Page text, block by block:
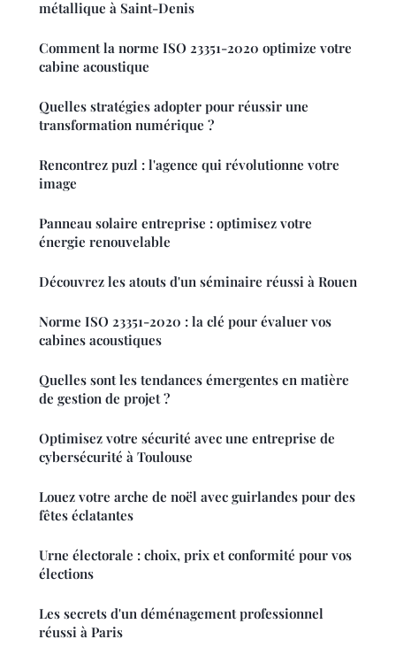
métallique à Saint-Denis
Comment la norme ISO 23351-2020 optimize votre
cabine acoustique
Quelles stratégies adopter pour réussir une
transformation numérique ?
Rencontrez puzl : l'agence qui révolutionne votre
image
Panneau solaire entreprise : optimisez votre
énergie renouvelable
Découvrez les atouts d'un séminaire réussi à Rouen
Norme ISO 23351-2020 : la clé pour évaluer vos
cabines acoustiques
Quelles sont les tendances émergentes en matière
de gestion de projet ?
Optimisez votre sécurité avec une entreprise de
cybersécurité à Toulouse
Louez votre arche de noël avec guirlandes pour des
fêtes éclatantes
Urne électorale : choix, prix et conformité pour vos
élections
Les secrets d'un déménagement professionnel
réussi à Paris